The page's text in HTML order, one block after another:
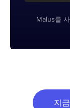
Malus를
지